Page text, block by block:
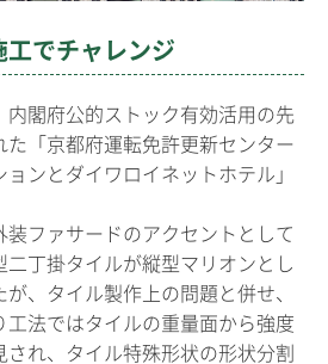
でチャレンジ
閣府公的ストック有効活用の先
「京都府運転免許更新センター
ンとダイワロイネットホテル」
ファサードのアクセントとして
丁掛タイルが縦型マリオンとし
、タイル製作上の問題と併せ、
法ではタイルの重量面から強度
れ、タイル特殊形状の形状分割